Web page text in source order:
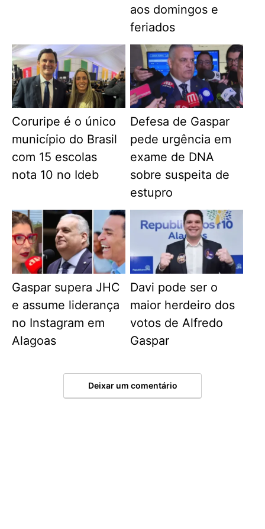
aos domingos e
feriados
Coruripe é o único
município do Brasil
com 15 escolas
nota 10 no Ideb
Defesa de Gaspar
pede urgência em
exame de DNA
sobre suspeita de
estupro
Gaspar supera JHC
e assume liderança
no Instagram em
Alagoas
Davi pode ser o
maior herdeiro dos
votos de Alfredo
Gaspar
Deixar um comentário